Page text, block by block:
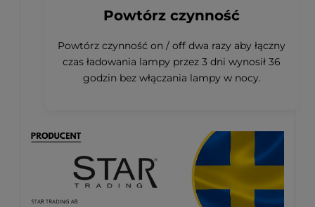
Powtórz czynność
Powtórz czynność on / off dwa razy aby łączny
czas ładowania lampy przez 3 dni wynosił 36
godzin bez włączania lampy w nocy.